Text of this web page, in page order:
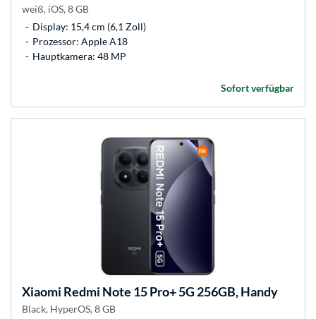
weiß, iOS, 8 GB
Display: 15,4 cm (6,1 Zoll)
Prozessor: Apple A18
Hauptkamera: 48 MP
Sofort verfügbar
Xiaomi Redmi Note 15 Pro+ 5G 256GB, Handy
Black, HyperOS, 8 GB